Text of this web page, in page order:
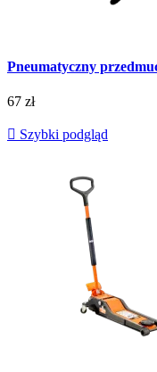
Pneumatyczny
67 zł
 Szybki podgląd